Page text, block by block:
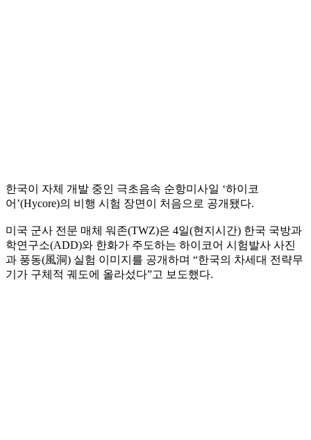
한국이 자체 개발 중인 극초음속 순항미사일 ‘하이코
어’(Hycore)의 비행 시험 장면이 처음으로 공개됐다.
미국 군사 전문 매체 워존(TWZ)은 4일(현지시간) 한국 국방과
학연구소(ADD)와 한화가 주도하는 하이코어 시험발사 사진
과 풍동(風洞) 실험 이미지를 공개하며 “한국의 차세대 전략무
기가 구체적 궤도에 올라섰다”고 보도했다.